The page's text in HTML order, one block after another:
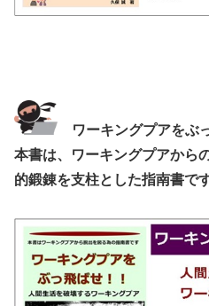
ワーキングプアをぶ
本書は、ワーキングプアから
的鍛錬を支柱とした指南書です